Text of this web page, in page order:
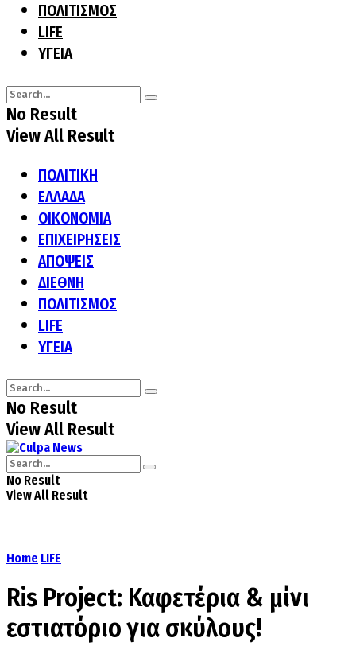
ΠΟΛΙΤΙΣΜΟΣ
LIFE
ΥΓΕΙΑ
No Result
View All Result
ΠΟΛΙΤΙΚΗ
ΕΛΛΑΔΑ
ΟΙΚΟΝΟΜΙΑ
ΕΠΙΧΕΙΡΗΣΕΙΣ
ΑΠΟΨΕΙΣ
ΔΙΕΘΝΗ
ΠΟΛΙΤΙΣΜΟΣ
LIFE
ΥΓΕΙΑ
No Result
View All Result
No Result
View All Result
Home LIFE
Ris Project: Καφετέρια & μίνι
εστιατόριο για σκύλους!